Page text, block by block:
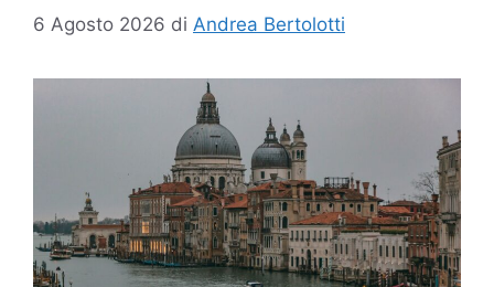
6 Agosto 2026 di Andrea Bertolotti